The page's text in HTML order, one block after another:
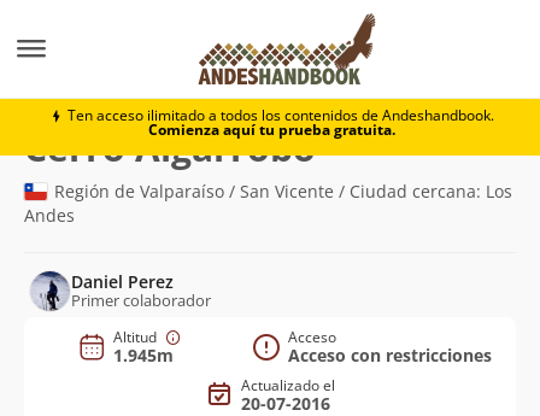
Ten acceso ilimitado a todos los contenidos de Andeshandbook.
Comienza aquí tu prueba gratuita.
Cerro Algarrobo
Cerro Algarrobo(1.945m)
Región de Valparaíso / San Vicente / Ciudad cercana: Los
Andes
Daniel Perez
Primer colaborador
Altitud
1.945m
Acceso
Acceso con restricciones
Actualizado el
20-07-2016